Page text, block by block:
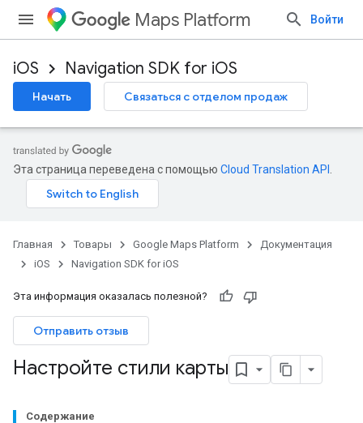
Maps Platform Войти
iOS Navigation SDK for iOS
Начать Связаться с отделом продаж
Эта страница переведена с помощью Cloud Translation API
Главная Товары Google Maps Platform
Документация
iOS
Navigation SDK for iOS
Эта информация оказалась полезной?
Отправить отзыв
Настройте стили карты
Содержание